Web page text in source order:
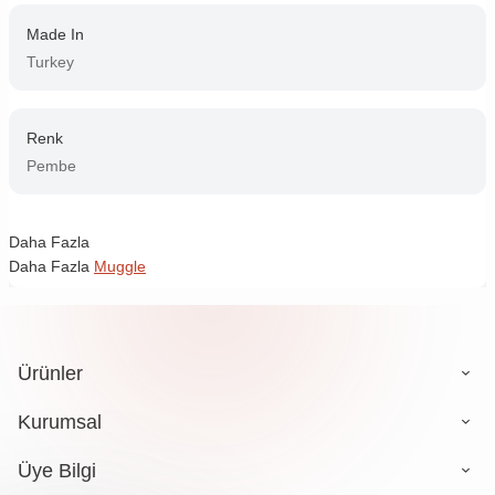
Made In
Turkey
Renk
Pembe
Daha Fazla
Daha Fazla Muggle
Ürünler
Kurumsal
Üye Bilgi